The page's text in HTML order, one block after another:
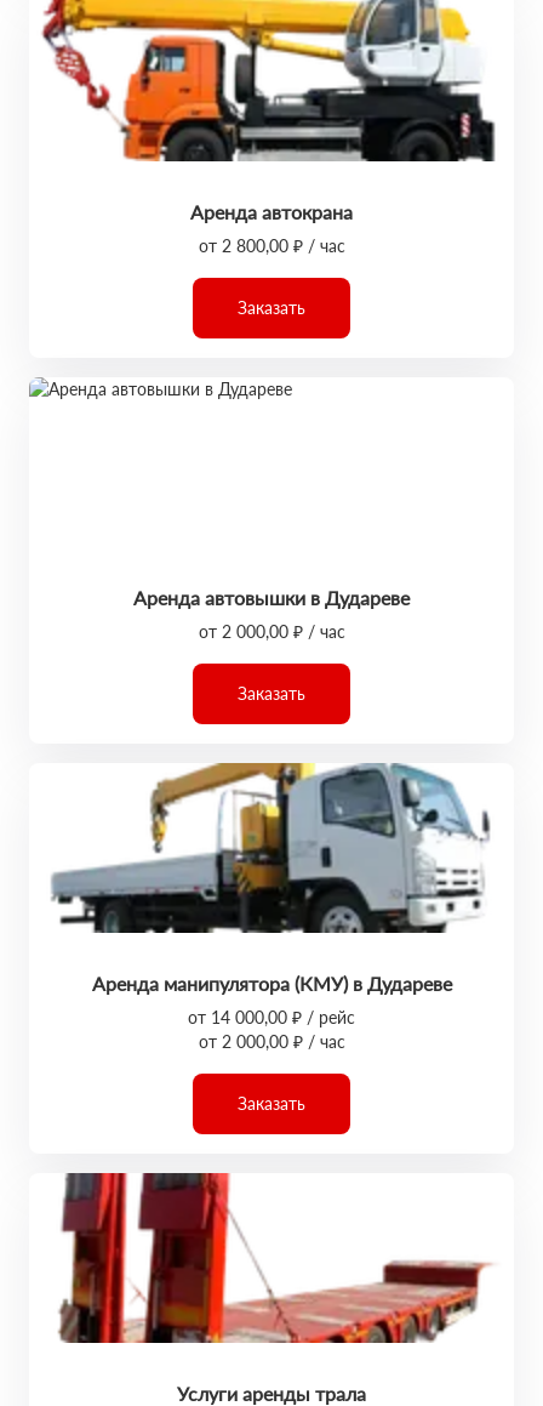
Аренда автокрана
от 2 800,00 ₽ / час
Заказать
Аренда автовышки в Дудареве
от 2 000,00 ₽ / час
Заказать
Аренда манипулятора (КМУ) в Дудареве
от 14 000,00 ₽ / рейс
от 2 000,00 ₽ / час
Заказать
Услуги аренды трала